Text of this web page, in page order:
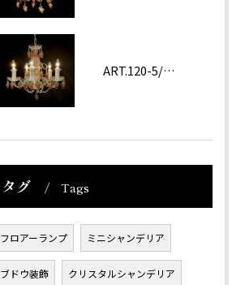
ART.120-5/62 Amethyst
タグ Tags
フロアーランプ ミニシャンデリア
ブドウ装飾 クリスタルシャンデリア